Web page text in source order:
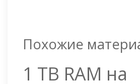
Похожие
1 TB RAM на